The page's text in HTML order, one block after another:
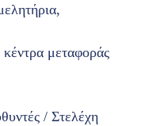
κέντρα μεταφοράς
/ Στελέχη